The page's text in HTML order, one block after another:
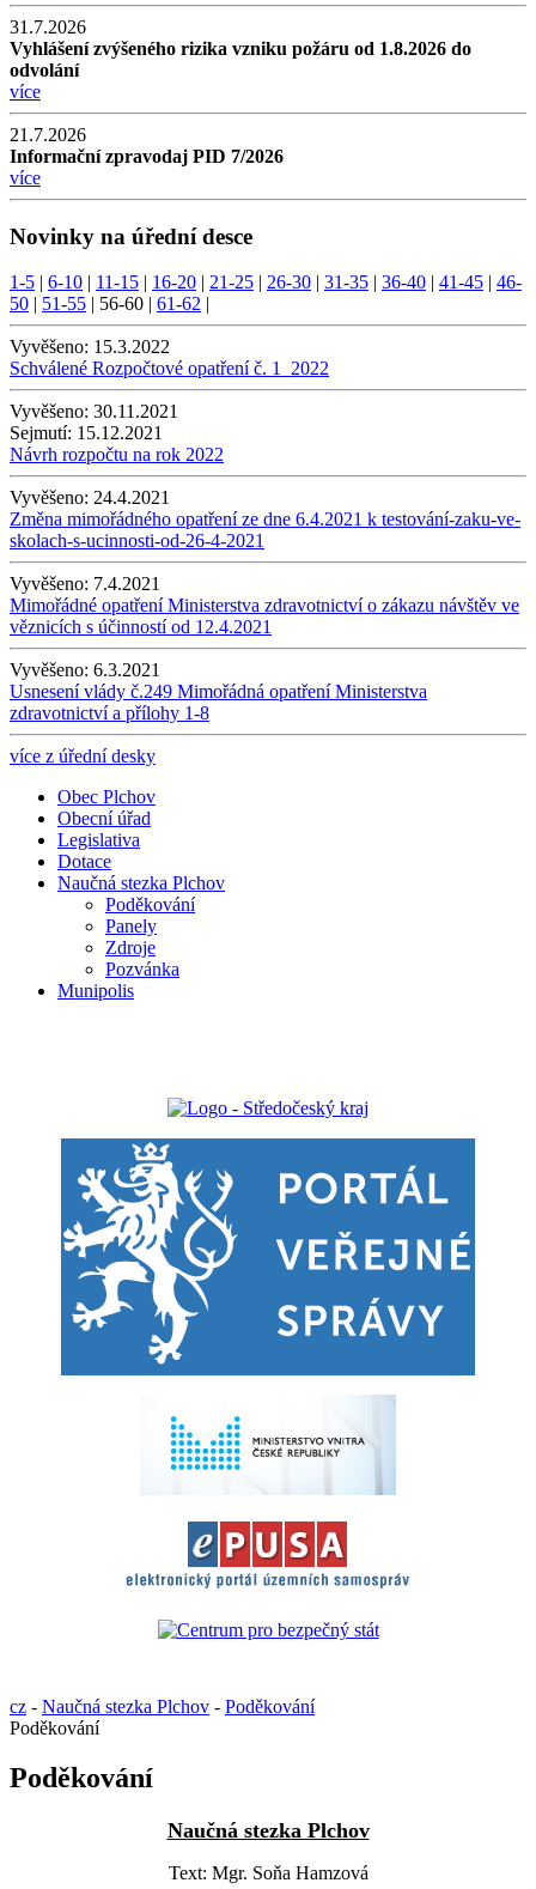
31.7.2026
Vyhlášení zvýšeného rizika vzniku požáru od 1.8.2026 do
odvolání
více
21.7.2026
Informační zpravodaj PID 7/2026
více
Novinky na úřední desce
1-5 6-10 11-15 16-20 21-25 26-30 31-35 36-40 41-45
46-
50
51-55 56-60 61-62
Vyvěšeno: 15.3.2022
Schválené Rozpočtové opatření č. 1_2022
Vyvěšeno: 30.11.2021
Sejmutí: 15.12.2021
Návrh rozpočtu na rok 2022
Vyvěšeno: 24.4.2021
Změna mimořádného opatření ze dne 6.4.2021 k testování-zaku-ve-
skolach-s-ucinnosti-od-26-4-2021
Vyvěšeno: 7.4.2021
Mimořádné opatření Ministerstva zdravotnictví o zákazu návštěv ve
věznicích s účinností od 12.4.2021
Vyvěšeno: 6.3.2021
Usnesení vlády č.249 Mimořádná opatření Ministerstva
zdravotnictví a přílohy 1-8
více z úřední desky
Obec Plchov
Obecní úřad
Legislativa
Dotace
Naučná stezka Plchov
Poděkování
Panely
Zdroje
Pozvánka
Munipolis
cz - Naučná stezka Plchov - Poděkování
Poděkování
Poděkování
Naučná stezka Plchov
Text: Mgr. Soňa Hamzová